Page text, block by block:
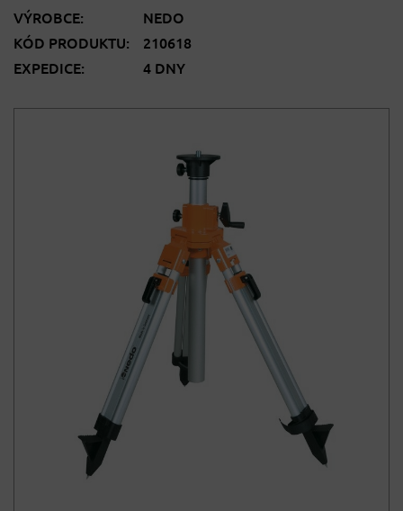
VÝROBCE:
NEDO
KÓD PRODUKTU:
210618
EXPEDICE:
4 DNY